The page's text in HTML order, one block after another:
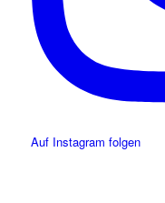
Auf Instagram folgen